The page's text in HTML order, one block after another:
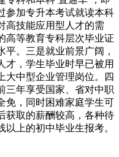
参加专升本考试就读本科
高技能应用型人才的需
高等教育专科层次毕业证
。三是就业前景广阔，
才，学生毕业时早已被用
大中型企业管理岗位。四
三年享受国家、省对中职
免，同时困难家庭学生可
获取的薪酬较高，各种待
上的初中毕业生报考。